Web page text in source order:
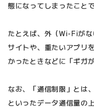
態になってしまったことで
たとえば、外（Wi-Fiが
サイトや、重たいアプリ
かったときなどに「ギガ
なお、「通信制限」とは
といったデータ通信量の